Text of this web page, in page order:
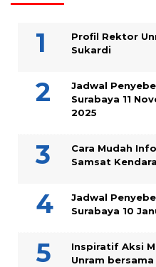
Profil Rektor
Sukardi
Jadwal
Surabaya 11
2025
Cara Mudah
Samsat
Jadwal
Surabaya 10
Inspiratif Aksi
Unram bersama